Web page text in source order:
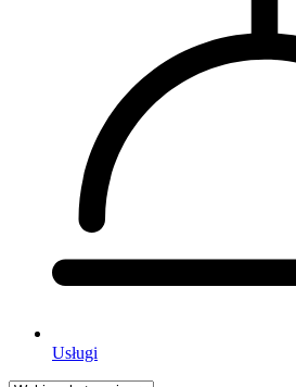
Usługi